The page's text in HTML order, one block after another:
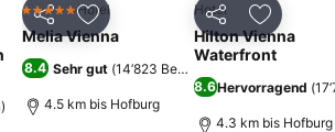
hinzufügen
)
Teilen Zu Favoriten hinzufügen
5 Sterne Hotel
Melia Vienna
8.4 Sehr gut (14’823 Bewertungen
4.5 km bis Hofburg
Teilen Zu
Hotel
Hilton Vienna
Waterfront
8.6Hervorragend (
4.3 km bis Hofburg